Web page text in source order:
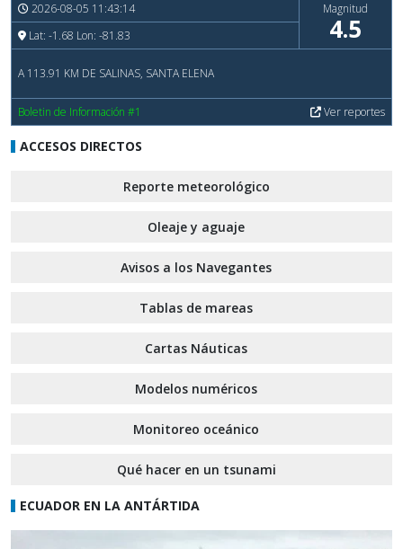
2026-08-05 11:43:14 Magnitud
4.5
Lat: -1.68 Lon: -81.83
A 113.91 KM DE SALINAS, SANTA ELENA
Boletin de Información #1 Ver reportes
ACCESOS DIRECTOS
Reporte meteorológico
Oleaje y aguaje
Avisos a los Navegantes
Tablas de mareas
Cartas Náuticas
Modelos numéricos
Monitoreo oceánico
Qué hacer en un tsunami
ECUADOR EN LA ANTÁRTIDA